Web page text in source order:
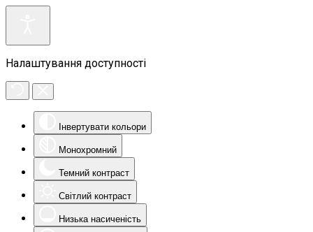
Налаштування доступності
Інвертувати кольори
Монохромний
Темний контраст
Світлий контраст
Низька насиченість